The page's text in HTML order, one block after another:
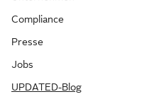
Compliance
Presse
Jobs
UPDATED-Blog